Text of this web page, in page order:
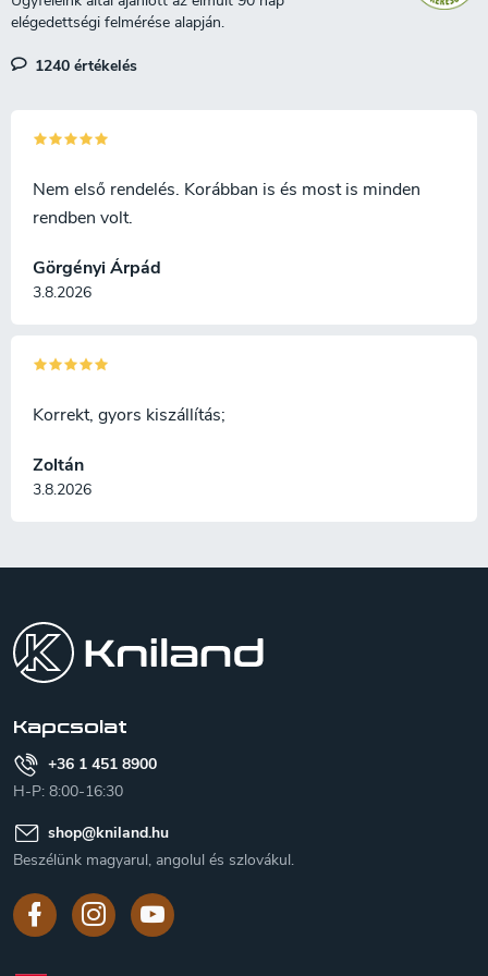
e
i
1240 értékelés
Görgényi Árpád
3.8.2026
Nem első rendelés. Korábban is és most is minden
rendben volt.
Zoltán
3.8.2026
Korrekt, gyors kiszállítás;
Kapcsolat
+36 1 451 8900
H-P: 8:00-16:30
shop@kniland.hu
Beszélünk magyarul, angolul és szlovákul.